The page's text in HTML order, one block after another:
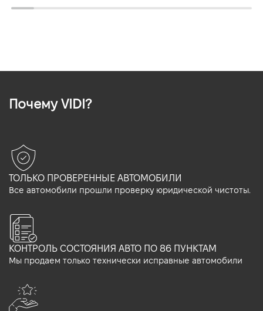
Почему VIDI?
ТОЛЬКО ПРОВЕРЕННЫЕ АВТОМОБИЛИ
Все автомобили прошли проверку юридической чистоты.
КОНТРОЛЬ СОСТОЯНИЯ АВТО ПО 86 ПУНКТАМ
Мы продаем только технически исправные автомобили